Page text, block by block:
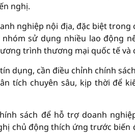
nghị.
nghiệp nội địa, đặc biệt
nhóm sử dụng nhiều lao động
trình thương mại quốc tế và
dụng, cần điều chỉnh chính
tích chuyên sâu, kịp thời để
sách để hỗ trợ doanh
chủ động thích ứng trước biến